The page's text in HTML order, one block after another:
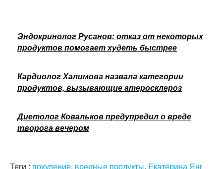
Эндокринолог Русанов: отказ от некоторых
продуктов помогает худеть быстрее
Кардиолог Халимова назвала категории
продуктов, вызывающие атеросклероз
Диетолог Ковальков предупредил о вреде
творога вечером
Теги : похудение, вредные продукты, Екатерина Янг